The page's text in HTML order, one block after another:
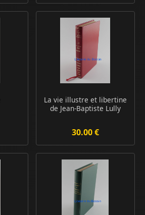
La vie illustre et libertine
de Jean-Baptiste Lully
30.00 €